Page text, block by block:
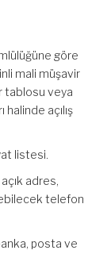
göre
mali müşavir
tablosu veya
açılış
listesi.
adres,
telefon
posta ve